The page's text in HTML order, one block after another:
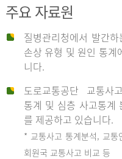
사
주요 자료원
질병관리청에서 발간
손상 유형 및 원인 통계
니다.
도로교통공단 교통사
통계 및 심층 사고통계
를 제공하고 있습니다.
* 교통사고 통계분석, 교통
회원국 교통사고 비교 등